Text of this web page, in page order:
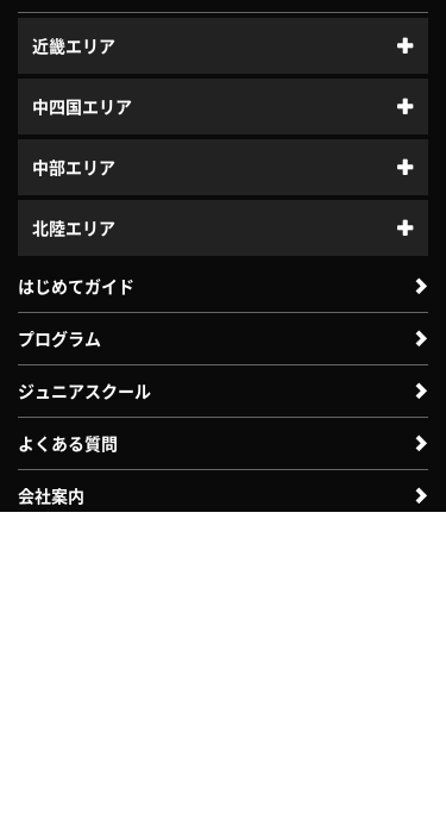
近畿エリア
中四国エリア
中部エリア
北陸エリア
はじめてガイド
プログラム
ジュニアスクール
よくある質問
会社案内